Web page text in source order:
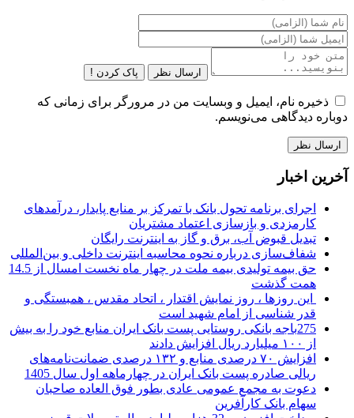
ارسال نظر پاک کردن !
ذخیره نام، ایمیل و وبسایت من در مرورگر برای زمانی که
دوباره دیدگاهی می‌نویسم.
آخرین اخبار
اجرای برنامه تحول بانک با تمرکز بر منابع پایدار، درآمدهای
کارمزدی و بازسازی اعتماد مشتریان
تبدیل قبوض آب، برق و گاز به اینترنت رایگان
شفاف‌سازی درباره نحوه محاسبه اینترنت داخلی و بین‌المللی
حق بیمه تولیدی بیمه ملت در چهار ماه نخست امسال از 14.5
همت گذشت
این روزها ، روز نمایش اقتدار ، اتحاد مقدس ، همبستگی و
قدر شناسی از امام شهید است
275باجه بانکی روستایی پست بانک ایران منابع خود را به بیش
از ۱۰۰ میلیارد ریال افزایش دادند
افزایش ۷۰ درصدی منابع و ۱۳۲ درصدی ضمانت‌نامه‌های
ریالی صادره پست بانک ایران در چهارماهه اول سال 1405
دعوت به مجمع عمومی عادی بطور فوق العاده صاحبان
سهام بانک کارآفرین